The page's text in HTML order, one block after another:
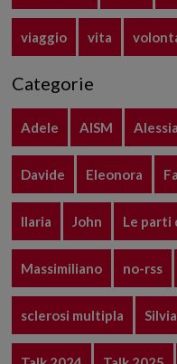
viaggio vita
Categorie
Adele AISM Alessia
Davide Eleonora
Ilaria John Le
Massimiliano no-rss
sclerosi multipla Silvia